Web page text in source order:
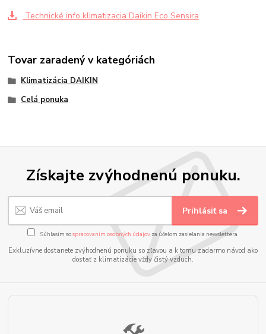
Technické info klimatizacia Daikin Eco Sensira
Tovar zaradený v kategóriách
Klimatizácia DAIKIN
Celá ponuka
Získajte zvýhodnenú ponuku.
Prihlásiť sa
Súhlasím sospracovaním osobných údajov za účelom zasielania newslettera.
Exkluzívne dostanete zvýhodnenú ponuku so zľavou a k tomu zadarmo návod ako
dostať z klimatizácie vždy čistý vzduch.